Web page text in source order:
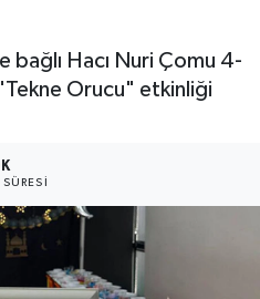
bağlı Hacı Nuri Çomu 4-
"Tekne Orucu" etkinliği
ve Fikstür